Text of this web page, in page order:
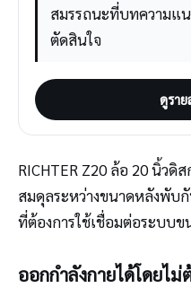
สมรรถนะที่บทความแ
ตัดสินใจ
ดูราย
RICHTER Z20 ล้อ 20 นิ้วดิ
สมดุลระหว่างขนาดหลังพับ
ที่ต้องการใช้เชื่อมต่อระบบข
ออกกำลังกายได้โดยไ